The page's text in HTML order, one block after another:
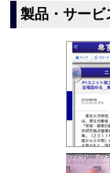
製品・サービ